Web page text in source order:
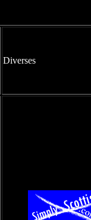
Diverses